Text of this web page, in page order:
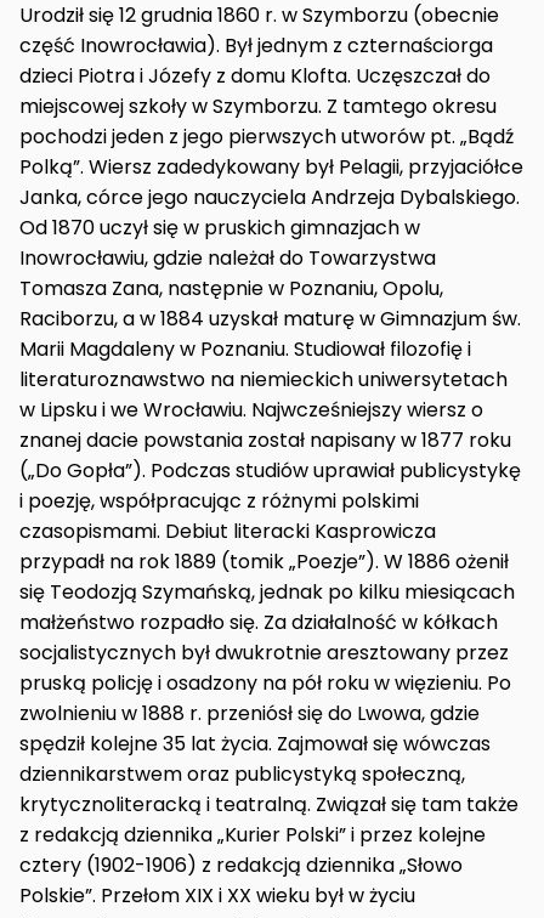
Urodził się 12 grudnia 1860 r. w Szymborzu (obecnie
część Inowrocławia). Był jednym z czternaściorga
dzieci Piotra i Józefy z domu Klofta. Uczęszczał do
miejscowej szkoły w Szymborzu. Z tamtego okresu
pochodzi jeden z jego pierwszych utworów pt. „Bądź
Polką”. Wiersz zadedykowany był Pelagii, przyjaciółce
Janka, córce jego nauczyciela Andrzeja Dybalskiego.
Od 1870 uczył się w pruskich gimnazjach w
Inowrocławiu, gdzie należał do Towarzystwa
Tomasza Zana, następnie w Poznaniu, Opolu,
Raciborzu, a w 1884 uzyskał maturę w Gimnazjum św.
Marii Magdaleny w Poznaniu. Studiował filozofię i
literaturoznawstwo na niemieckich uniwersytetach
w Lipsku i we Wrocławiu. Najwcześniejszy wiersz o
znanej dacie powstania został napisany w 1877 roku
(„Do Gopła”). Podczas studiów uprawiał publicystykę
i poezję, współpracując z różnymi polskimi
czasopismami. Debiut literacki Kasprowicza
przypadł na rok 1889 (tomik „Poezje”). W 1886 ożenił
się Teodozją Szymańską, jednak po kilku miesiącach
małżeństwo rozpadło się. Za działalność w kółkach
socjalistycznych był dwukrotnie aresztowany przez
pruską policję i osadzony na pół roku w więzieniu. Po
zwolnieniu w 1888 r. przeniósł się do Lwowa, gdzie
spędził kolejne 35 lat życia. Zajmował się wówczas
dziennikarstwem oraz publicystyką społeczną,
krytycznoliteracką i teatralną. Związał się tam także
z redakcją dziennika „Kurier Polski” i przez kolejne
cztery (1902-1906) z redakcją dziennika „Słowo
Polskie”. Przełom XIX i XX wieku był w życiu